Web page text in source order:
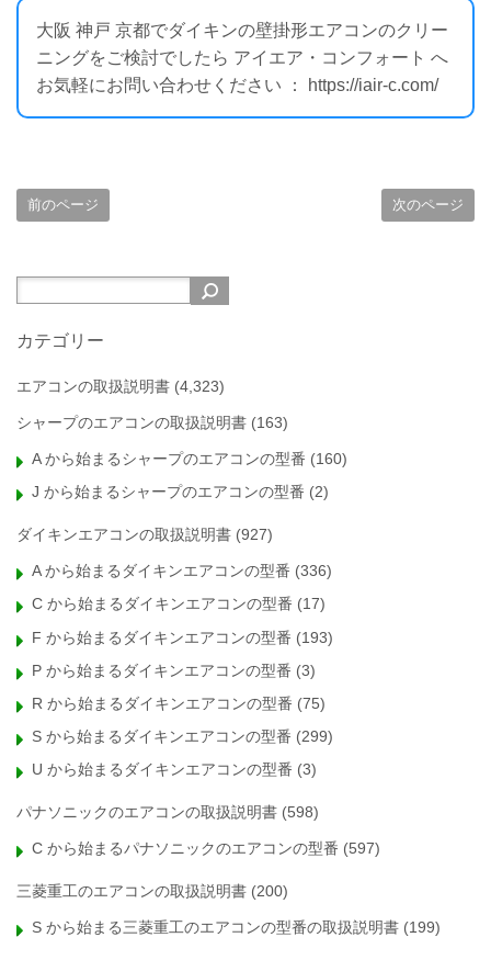
大阪 神戸 京都でダイキンの壁掛形エアコンのクリー
ニングをご検討でしたら アイエア・コンフォート へ
お気軽にお問い合わせください ： https://iair-c.com/
前のページ 次のページ
カテゴリー
エアコンの取扱説明書 (4,323)
シャープのエアコンの取扱説明書 (163)
A から始まるシャープのエアコンの型番 (160)
J から始まるシャープのエアコンの型番 (2)
ダイキンエアコンの取扱説明書 (927)
A から始まるダイキンエアコンの型番 (336)
C から始まるダイキンエアコンの型番 (17)
F から始まるダイキンエアコンの型番 (193)
P から始まるダイキンエアコンの型番 (3)
R から始まるダイキンエアコンの型番 (75)
S から始まるダイキンエアコンの型番 (299)
U から始まるダイキンエアコンの型番 (3)
パナソニックのエアコンの取扱説明書 (598)
C から始まるパナソニックのエアコンの型番 (597)
三菱重工のエアコンの取扱説明書 (200)
S から始まる三菱重工のエアコンの型番の取扱説明書 (199)